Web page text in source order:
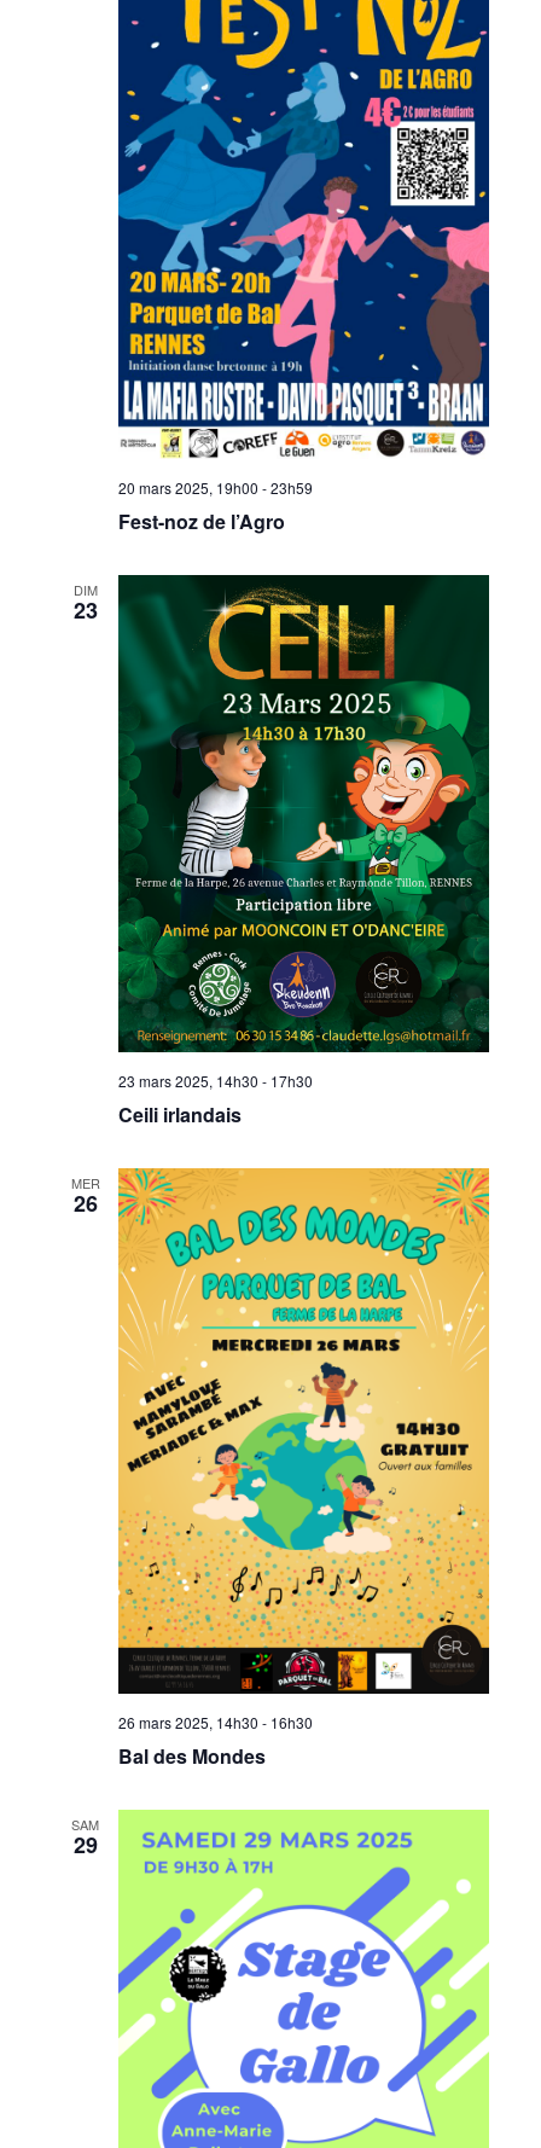
20 mars 2025, 19h00 -23h59
Fest-noz de l’Agro
DIM
23
23 mars 2025, 14h30 - 17h30
Ceili irlandais
MER
26
26 mars 2025, 14h30 - 16h30
Bal des Mondes
SAM
29